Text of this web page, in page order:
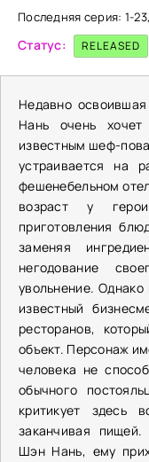
Последняя серия: 1-
Статус: RELEASED
Недавно
Нань очень
известным шеф-
устраивается на
фешенебельном
возраст у
приготовления
заменяя
негодование
увольнение.
известный
ресторанов,
объект. Персонаж
человека не
обычного
критикует здесь
заканчивая
Шэн Нань, ему